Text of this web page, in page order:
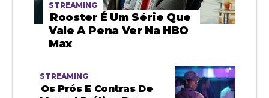
STREAMING
Rooster É Um Série Que
Vale A Pena Ver Na HBO
Max
STREAMING
Os Prós E Contras De